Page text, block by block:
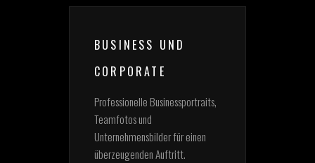
BUSINESS UND
CORPORATE
Professionelle Businessportraits,
Teamfotos und
Unternehmensbilder für einen
überzeugenden Auftritt.